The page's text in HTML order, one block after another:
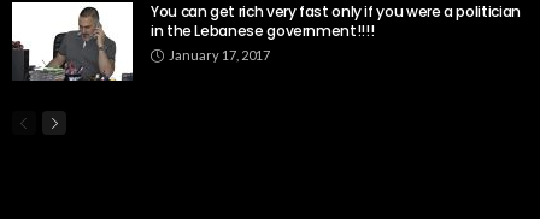
You can get rich very fast only if you were a politician
in the Lebanese government!!!!
January 17, 2017